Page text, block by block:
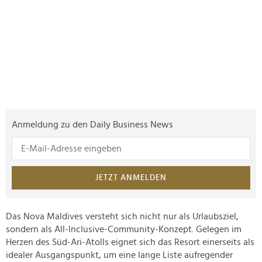
Anmeldung zu den Daily Business News
JETZT ANMELDEN
Das Nova Maldives versteht sich nicht nur als Urlaubsziel,
sondern als All-Inclusive-Community-Konzept. Gelegen im
Herzen des Süd-Ari-Atolls eignet sich das Resort einerseits als
idealer Ausgangspunkt, um eine lange Liste aufregender